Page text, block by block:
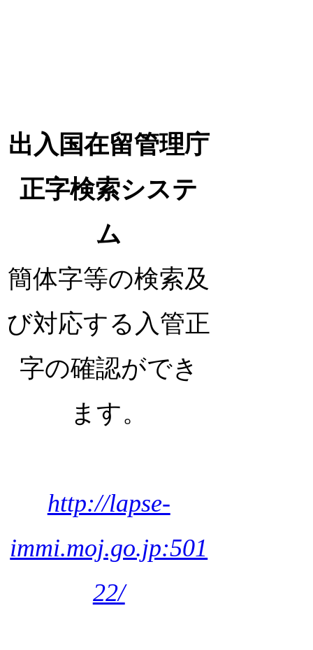
出入国在留管理庁
正字検索システ
ム
簡体字等の検索及
び対応する入管正
字の確認ができ
ます。
http://lapse-
immi.moj.go.jp:501
22/